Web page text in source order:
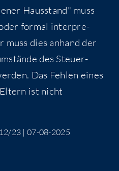
Haus­stand" muss
for­mal inter­pre­
dies anhand der
des Steu­er­
Das Feh­len eines
ist nicht
23 | 07-08-2025